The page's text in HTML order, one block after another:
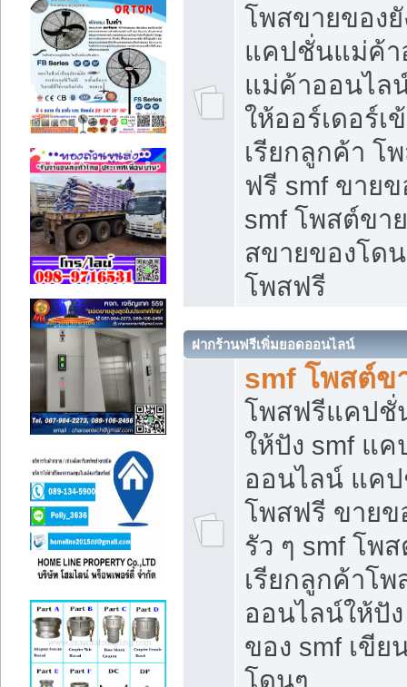
โพสขายของยั
แคปชั่นแม่ค้
แม่ค้าออนไล
ให้ออร์เดอร์เ
เรียกลูกค้า โ
ฟรี smf ขาย
smf โพสต์ขา
สขายของโด
โพสฟรี
ฝากร้านฟรีเพิ่มยอดออนไลน์
smf โพสต์ข
โพสฟรีแคปชั่
ให้ปัง smf แ
ออนไลน์ แค
โพสฟรี ขายข
รัว ๆ smf โพ
เรียกลูกค้าโ
ออนไลน์ให้ปั
ของ smf เขี
โดนๆ